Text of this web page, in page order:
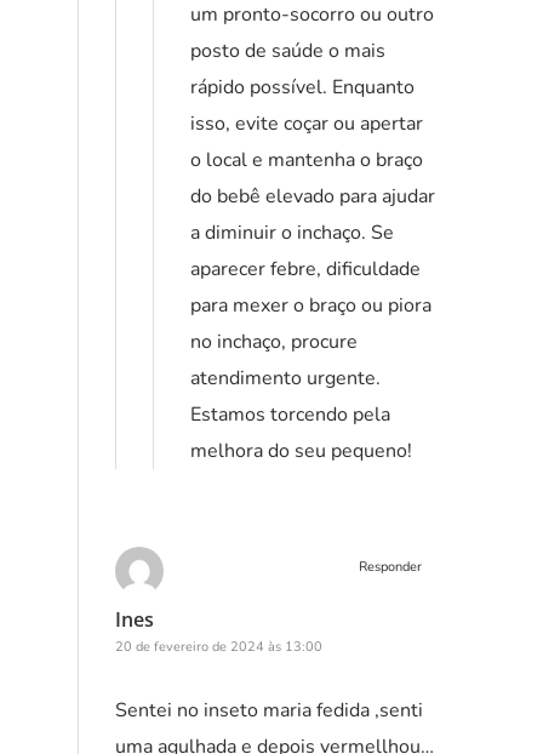
um pronto-socorro ou outro
posto de saúde o mais
rápido possível. Enquanto
isso, evite coçar ou apertar
o local e mantenha o braço
do bebê elevado para ajudar
a diminuir o inchaço. Se
aparecer febre, dificuldade
para mexer o braço ou piora
no inchaço, procure
atendimento urgente.
Estamos torcendo pela
melhora do seu pequeno!
Ines
20 de fevereiro de 2024 às 13:00
Sentei no inseto maria fedida ,senti
uma agulhada e depois vermellhou…
Responder